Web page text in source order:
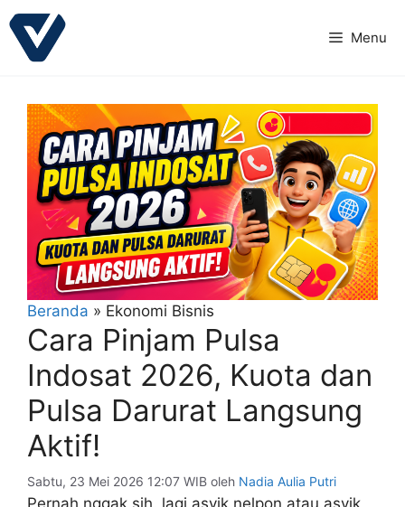
Langsung
ke
Menu
Beranda » Ekonomi Bisnis
Cara Pinjam Pulsa
Indosat 2026, Kuota dan
Pulsa Darurat Langsung
Aktif!
Sabtu, 23 Mei 2026 12:07 WIB oleh Nadia Aulia Putri
Pernah nggak sih, lagi asyik nelpon atau asyik